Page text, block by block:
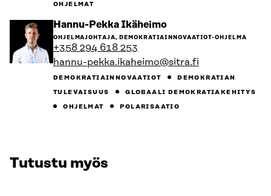
OHJELMAT
Hannu-Pekka IkäheimoSiirry
henkilön
OHJELMAJOHTAJA, DEMOKRATIAINNOVAATIOT-OHJELMA
+358 294 618 253
hannu-pekka.ikaheimo@sitra.fi
DEMOKRATIAINNOVAATIOT
DEMOKRATIAN
TULEVAISUUS
GLOBAALI DEMOKRATIAKEHITYS
OHJELMAT
POLARISAATIO
Tutustu myös